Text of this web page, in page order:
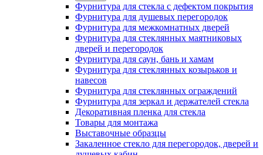
Фурнитура для стекла с дефектом покрытия
Фурнитура для душевых перегородок
Фурнитура для межкомнатных дверей
Фурнитура для стеклянных маятниковых
дверей и перегородок
Фурнитура для саун, бань и хамам
Фурнитура для стеклянных козырьков и
навесов
Фурнитура для стеклянных ограждений
Фурнитура для зеркал и держателей стекла
Декоративная пленка для стекла
Товары для монтажа
Выставочные образцы
Закаленное стекло для перегородок, дверей и